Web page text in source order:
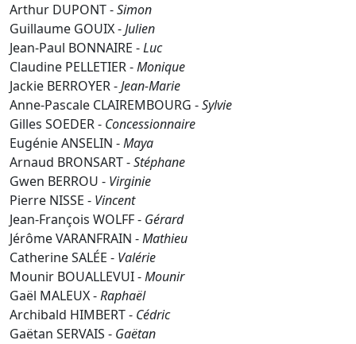
Arthur DUPONT -Simon
Guillaume GOUIX -Julien
Jean-Paul BONNAIRE -Luc
Claudine PELLETIER -Monique
Jackie BERROYER -Jean-Marie
Anne-Pascale CLAIREMBOURG -Sylvie
Gilles SOEDER - Concessionnaire
Eugénie ANSELIN -Maya
Arnaud BRONSART -Stéphane
Gwen BERROU - Virginie
Pierre NISSE - Vincent
Jean-François WOLFF - Gérard
Jérôme VARANFRAIN -Mathieu
Catherine SALÉE - Valérie
Mounir BOUALLEVUI -Mounir
Gaël MALEUX -Raphaël
Archibald HIMBERT - Cédric
Gaëtan SERVAIS - Gaëtan